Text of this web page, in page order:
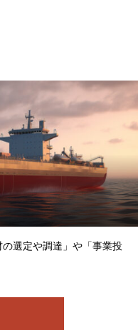
選定や調達」や「事業投